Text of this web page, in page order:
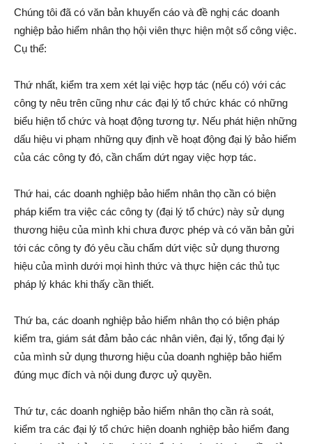
Chúng tôi đã có văn bản khuyến cáo và đề nghị các doanh
nghiệp bảo hiểm nhân thọ hội viên thực hiện một số công việc.
Cụ thể:
Thứ nhất, kiểm tra xem xét lại việc hợp tác (nếu có) với các
công ty nêu trên cũng như các đại lý tổ chức khác có những
biểu hiện tổ chức và hoạt động tương tự. Nếu phát hiện những
dấu hiệu vi phạm những quy định về hoạt động đại lý bảo hiểm
của các công ty đó, cần chấm dứt ngay việc hợp tác.
Thứ hai, các doanh nghiệp bảo hiểm nhân thọ cần có biện
pháp kiểm tra việc các công ty (đại lý tổ chức) này sử dụng
thương hiệu của mình khi chưa được phép và có văn bản gửi
tới các công ty đó yêu cầu chấm dứt việc sử dụng thương
hiệu của mình dưới mọi hình thức và thực hiện các thủ tục
pháp lý khác khi thấy cần thiết.
Thứ ba, các doanh nghiệp bảo hiểm nhân thọ có biện pháp
kiểm tra, giám sát đảm bảo các nhân viên, đại lý, tổng đại lý
của mình sử dụng thương hiệu của doanh nghiệp bảo hiểm
đúng mục đích và nội dung được uỷ quyền.
Thứ tư, các doanh nghiệp bảo hiểm nhân thọ cần rà soát,
kiểm tra các đại lý tổ chức hiện doanh nghiệp bảo hiểm đang